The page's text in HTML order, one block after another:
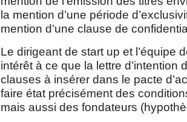
la mention d’une période
mention d’une clause de
Le dirigeant de start up et l’équipe
intérêt à ce que la lettre d’intention
clauses à insérer dans le pacte
faire état précisément des
mais aussi des fondateurs